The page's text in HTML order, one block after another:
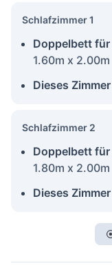
Schlafzimmer 1
Doppelbett für
1.60m x 2.00m
Dieses
Schlafzimmer 2
Doppelbett für
1.80m x 2.00m
Dieses